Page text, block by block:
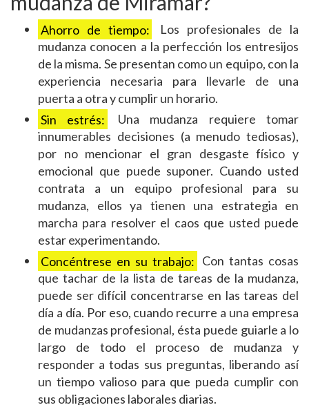
Ahorro de tiempo:
Los profesionales de la
mudanza conocen a la perfección los entresijos
de la misma. Se presentan como un equipo, con la
experiencia necesaria para llevarle de una
puerta a otra y cumplir un horario.
Sin estrés:
Una mudanza requiere tomar
innumerables decisiones (a menudo tediosas),
por no mencionar el gran desgaste físico y
emocional que puede suponer. Cuando usted
contrata a un equipo profesional para su
mudanza, ellos ya tienen una estrategia en
marcha para resolver el caos que usted puede
estar experimentando.
Concéntrese en su trabajo: Con tantas cosas
que tachar de la lista de tareas de la mudanza,
puede ser difícil concentrarse en las tareas del
día a día. Por eso, cuando recurre a una empresa
de mudanzas profesional, ésta puede guiarle a lo
largo de todo el proceso de mudanza y
responder a todas sus preguntas, liberando así
un tiempo valioso para que pueda cumplir con
sus obligaciones laborales diarias.